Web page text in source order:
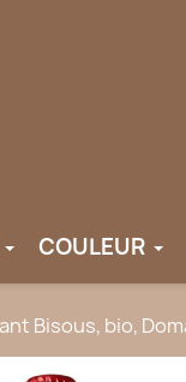
COULEUR
Bisous, bio,